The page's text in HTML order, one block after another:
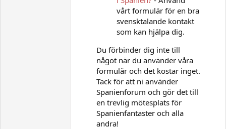
vårt formulär för en bra
svensktalande kontakt
som kan hjälpa dig.
Du förbinder dig inte till
något när du använder våra
formulär och det kostar inget.
Tack för att ni använder
Spanienforum och gör det till
en trevlig mötesplats för
Spanienfantaster och alla
andra!